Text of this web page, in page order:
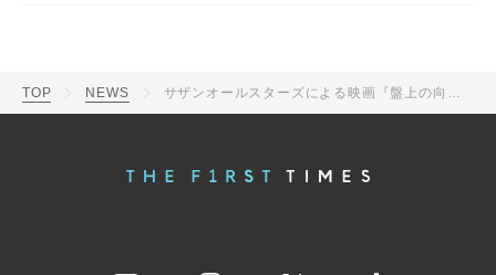
TOP NEWS サザンオールスターズによる映画『盤上の向日葵』主題歌に新展開！桑田佳祐が“口笛バージョン”をあらたに録音